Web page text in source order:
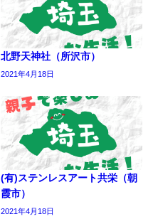
北野天神社（所沢市）
2021年4月18日
(有)ステンレスアート共栄（朝
霞市）
2021年4月18日